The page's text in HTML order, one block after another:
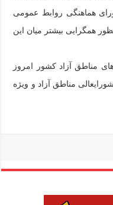
هماهنگی روابط عمومی
همگرایی بیشتر میان این
مناطق آزاد کشور امروز
مناطق آزاد و ویژه